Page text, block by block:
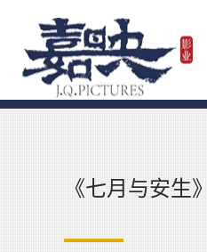
《七月与安生